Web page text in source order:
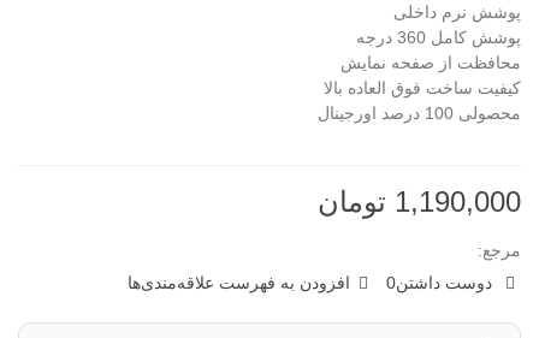
پوشش نرم داخلی
پوشش کامل 360 درجه
محافظت از صفحه نمایش
کیفیت ساخت فوق العاده بالا
محصولی 100 درصد اورجینال
1,190,000 تومان
مرجع:
دوست داشتن0 افزودن به فهرست علاقه‌مندی‌ها